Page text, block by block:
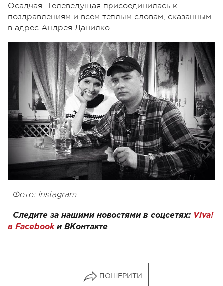
Осадчая. Телеведущая присоединилась к
поздравлениям и всем теплым словам, сказанным
в адрес Андрея Данилко.
Фото: Instagram
Следите за нашими новостями в соцсетях: Viva!
в Facebookи ВКонтакте
ПОШЕРИТИ